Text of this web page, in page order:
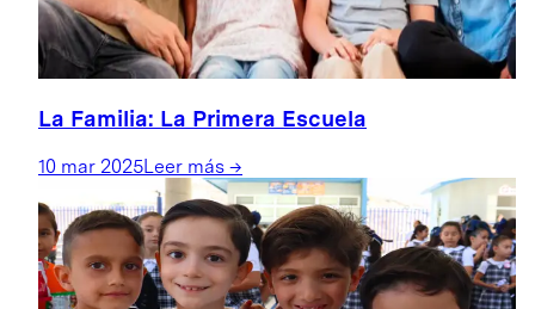
La Familia: La Primera Escuela
10 mar 2025Leer más →